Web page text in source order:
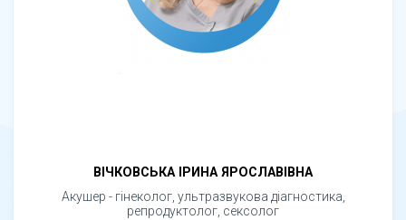
ВІЧКОВСЬКА ІРИНА ЯРОСЛАВІВНА
Акушер - гінеколог, ультразвукова діагностика,
репродуктолог, сексолог